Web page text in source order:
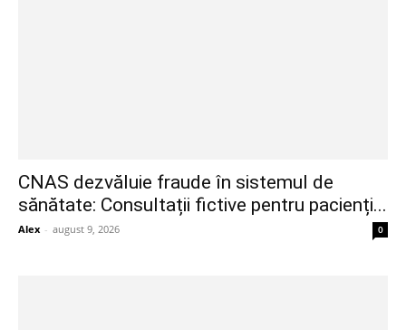
CNAS dezvăluie fraude în sistemul de
sănătate: Consultații fictive pentru pacienți...
Alex - august 9, 2026 0